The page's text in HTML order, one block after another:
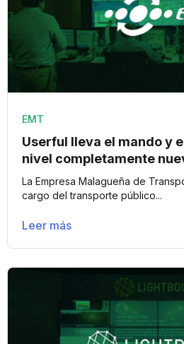
EMT
Userful lleva el mando y
nivel completamente
La Empresa Malagueña de
cargo del transporte público...
Leer más